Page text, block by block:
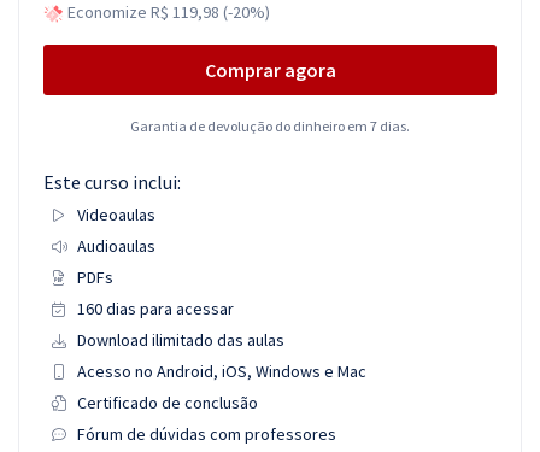
Economize R$ 119,98 (-20%)
Comprar agora
Garantia de devolução do dinheiro em 7 dias.
Este curso inclui:
Videoaulas
Audioaulas
PDFs
160 dias para acessar
Download ilimitado das aulas
Acesso no Android, iOS, Windows e Mac
Certificado de conclusão
Fórum de dúvidas com professores